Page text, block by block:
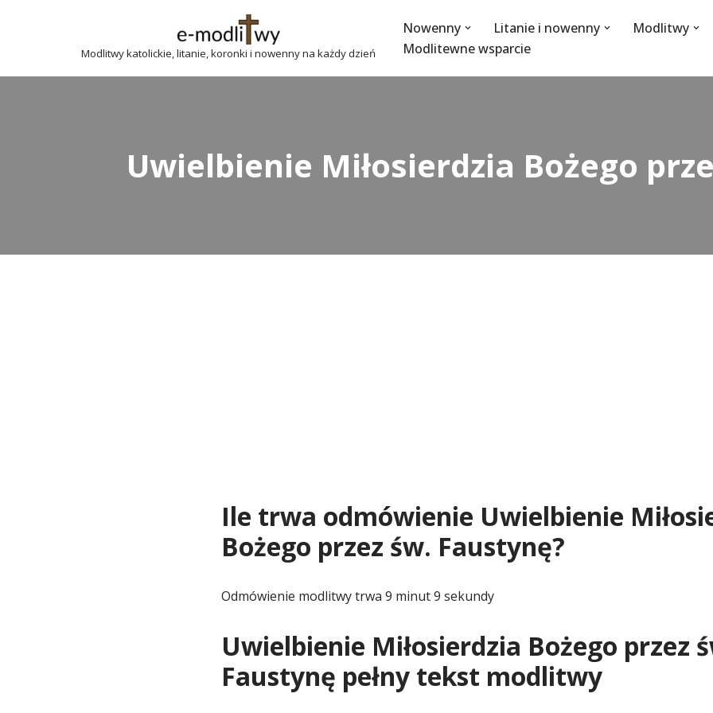
Modlitwy katolickie, litanie, koronki i nowenny na każdy dzień
Nowenny Litanie i nowenny Modlitwy
Modlitewne wsparcie
Uwielbienie Miłosierdzia Bożego
Ile trwa odmówienie Uwielbienie
Bożego przez św. Faustynę?
Odmówienie modlitwy trwa 9 minut 9 sekundy
Uwielbienie Miłosierdzia Bożego przez
Faustynę pełny tekst modlitwy